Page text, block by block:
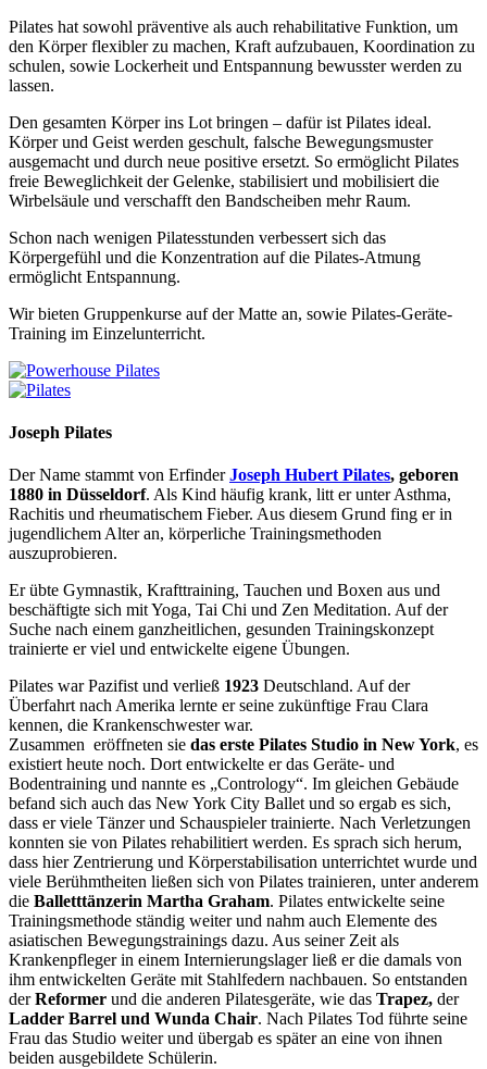
Pilates hat sowohl präventive als auch rehabilitative Funktion, um
den Körper flexibler zu machen, Kraft aufzubauen, Koordination zu
schulen, sowie Lockerheit und Entspannung bewusster werden zu
lassen.
Den gesamten Körper ins Lot bringen – dafür ist Pilates ideal.
Körper und Geist werden geschult, falsche Bewegungsmuster
ausgemacht und durch neue positive ersetzt. So ermöglicht Pilates
freie Beweglichkeit der Gelenke, stabilisiert und mobilisiert die
Wirbelsäule und verschafft den Bandscheiben mehr Raum.
Schon nach wenigen Pilatesstunden verbessert sich das
Körpergefühl und die Konzentration auf die Pilates-Atmung
ermöglicht Entspannung.
Wir bieten Gruppenkurse auf der Matte an, sowie Pilates-Geräte-
Training im Einzelunterricht.
Joseph Pilates
Der Name stammt von ErfinderJoseph Hubert Pilates, geboren
1880 in Düsseldorf. Als Kind häufig krank, litt er unter Asthma,
Rachitis und rheumatischem Fieber. Aus diesem Grund fing er in
jugendlichem Alter an, körperliche Trainingsmethoden
auszuprobieren.
Er übte Gymnastik, Krafttraining, Tauchen und Boxen aus und
beschäftigte sich mit Yoga, Tai Chi und Zen Meditation. Auf der
Suche nach einem ganzheitlichen, gesunden Trainingskonzept
trainierte er viel und entwickelte eigene Übungen.
Pilates war Pazifist und verließ 1923 Deutschland. Auf der
Überfahrt nach Amerika lernte er seine zukünftige Frau Clara
kennen, die Krankenschwester war.
Zusammen eröffneten sie das erste Pilates Studio in New York, es
existiert heute noch. Dort entwickelte er das Geräte- und
Bodentraining und nannte es „Contrology“. Im gleichen Gebäude
befand sich auch das New York City Ballet und so ergab es sich,
dass er viele Tänzer und Schauspieler trainierte. Nach Verletzungen
konnten sie von Pilates rehabilitiert werden. Es sprach sich herum,
dass hier Zentrierung und Körperstabilisation unterrichtet wurde und
viele Berühmtheiten ließen sich von Pilates trainieren, unter anderem
die Balletttänzerin Martha Graham. Pilates entwickelte seine
Trainingsmethode ständig weiter und nahm auch Elemente des
asiatischen Bewegungstrainings dazu. Aus seiner Zeit als
Krankenpfleger in einem Internierungslager ließ er die damals von
ihm entwickelten Geräte mit Stahlfedern nachbauen. So entstanden
derReformer und die anderen Pilatesgeräte, wie das Trapez, der
Ladder Barrel und Wunda Chair. Nach Pilates Tod führte seine
Frau das Studio weiter und übergab es später an eine von ihnen
beiden ausgebildete Schülerin.